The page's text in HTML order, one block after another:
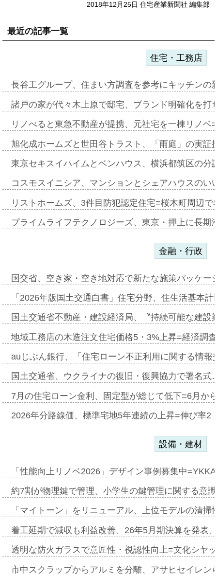
2018年12月25日 住宅産業新聞社 編集部
最近の記事一覧
住宅・工務店
長谷工グループ、住まい方調査を参考にキッチン
諸戸の家が代々木上原で邸宅、ブランド明確化を
リノべると東急不動産が提携、元社宅を一棟リノ
旭化成ホームズと世田谷トラスト、「雨庭」の実
東京セキスイハイムとベンハウス、横浜都筑区の
コスモスイニシア、マンションとシェアハウスの
リストホームズ、3件目防犯認定住宅=桜木町周辺
プライムライフテクノロジーズ、東京・押上に長
金融・行政
国交省、空き家・空き地対応で新たな施策パッケ
「2026年版国土交通白書」住宅分野、住生活基本
国土交通省不動産・建設経済局、〝持続可能な建
地域工務店の木造注文住宅価格5・3%上昇=経済調
auじぶん銀行、「住宅ローン不正利用に関する情
国土交通省、ウクライナの復旧・復興協力で署名
7月の住宅ローン金利、固定型が総じて低下=6月か
2026年分路線価、標準宅地5年連続の上昇=伸び率
設備・建材
「性能向上リノベ2026」デザイン事例募集中
約7割が物理鍵で管理、小学生の鍵管理に関する意
「マイトーン」をリニューアル、上位モデルの清
着工延期で減収も利益改善、26年5月期決算を発表
透明な防火ガラスで意匠性・視認性向上=文化シヤ
市中スクラップからアルミを分離、アサヒセイレ